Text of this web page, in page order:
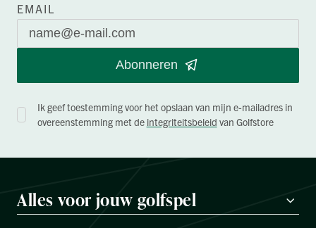
EMAIL
Abonneren
Ik geef toestemming voor het opslaan van mijn e-mailadres in
overeenstemming met de integriteitsbeleid van Golfstore
Alles voor jouw golfspel